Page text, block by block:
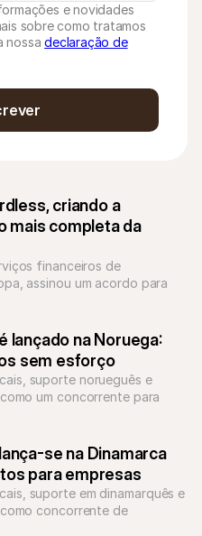
e novidades
sobre como tratamos
nossadeclaração de
criando a
mais completa da
financeiros de
assinou um acordo para
bancários GoCardless.
lançado na Noruega:
sem esforço
suporte norueguês e
um concorrente para
se na Dinamarca
para empresas
suporte em dinamarquês e
concorrente de